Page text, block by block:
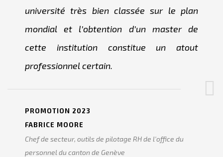
université très bien classée sur le plan
mondial et l’obtention d’un master de
cette institution constitue un atout
professionnel certain.
PROMOTION 2023
FABRICE MOORE
Chef de secteur, outils de pilotage RH de l'office du
personnel du canton de Genève